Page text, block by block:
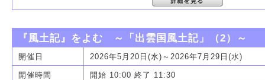
『風土記』をよむ ～「出雲国風土記」（2）～
開催日 2026年5月20日(水)～2026年7月29日(水)
開催時間 開始 10:00 終了 11:30